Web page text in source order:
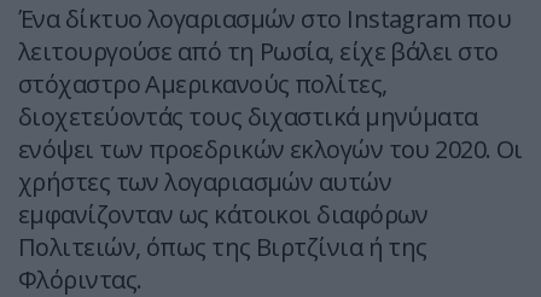
Ένα δίκτυο λογαριασμών στο Instagram που
λειτουργούσε από τη Ρωσία, είχε βάλει στο
στόχαστρο Αμερικανούς πολίτες,
διοχετεύοντάς τους διχαστικά μηνύματα
ενόψει των προεδρικών εκλογών του 2020. Οι
χρήστες των λογαριασμών αυτών
εμφανίζονταν ως κάτοικοι διαφόρων
Πολιτειών, όπως της Βιρτζίνια ή της
Φλόριντας.